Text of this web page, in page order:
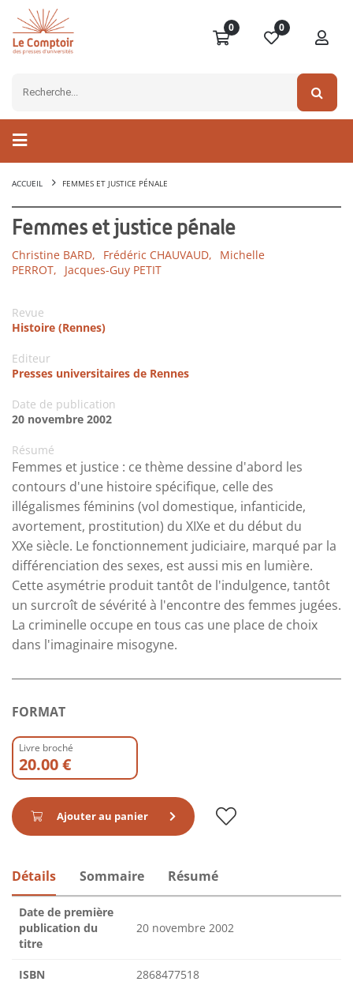
0 0
ACCUEIL FEMMES ET JUSTICE PÉNALE
Femmes et justice pénale
Christine BARD, Frédéric CHAUVAUD,
Michelle
PERROT,
Jacques-Guy PETIT
Revue
Histoire (Rennes)
Editeur
Presses universitaires de Rennes
Date de publication
20 novembre 2002
Résumé
Femmes et justice : ce thème dessine d'abord les
contours d'une histoire spécifique, celle des
illégalismes féminins (vol domestique, infanticide,
avortement, prostitution) du XIXe et du début du
XXe siècle. Le fonctionnement judiciaire, marqué par la
différenciation des sexes, est aussi mis en lumière.
Cette asymétrie produit tantôt de l'indulgence, tantôt
un surcroît de sévérité à l'encontre des femmes jugées.
La criminelle occupe en tous cas une place de choix
dans l'imaginaire misogyne.
FORMAT
Livre broché
20.00 €
Ajouter au panier
Détails Sommaire Résumé
Date de première
publication du
titre
20 novembre 2002
ISBN 2868477518